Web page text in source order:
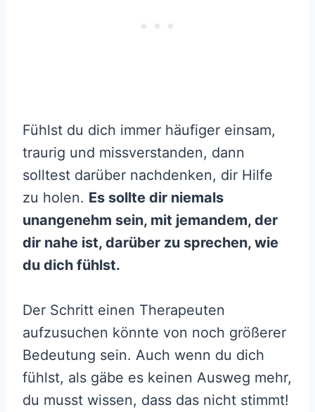
Fühlst du dich immer häufiger einsam,
traurig und missverstanden, dann
solltest darüber nachdenken, dir Hilfe
zu holen. Es sollte dir niemals
unangenehm sein, mit jemandem, der
dir nahe ist, darüber zu sprechen, wie
du dich fühlst.
Der Schritt einen Therapeuten
aufzusuchen könnte von noch größerer
Bedeutung sein. Auch wenn du dich
fühlst, als gäbe es keinen Ausweg mehr,
du musst wissen, dass das nicht stimmt!